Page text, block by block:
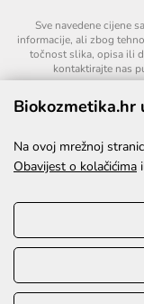
Sve navedene cijene
informacije, ali zbog
točnost slika, opisa ili
kontaktirajte nas
Biokozmetika.hr
Na ovoj mrežnoj
Obavijest o kolačićima